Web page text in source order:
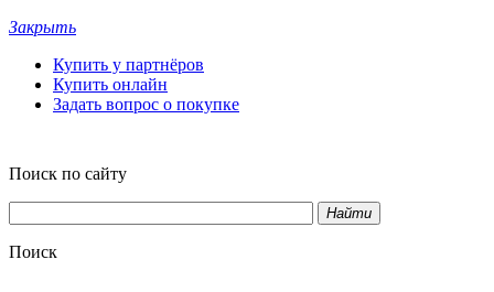
Закрыть
Купить у партнёров
Купить онлайн
Задать вопрос о покупке
Поиск по сайту
Найти
Поиск